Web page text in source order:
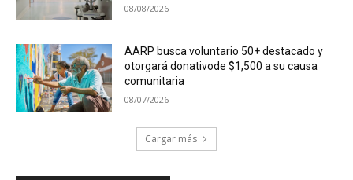
08/08/2026
AARP busca voluntario 50+ destacado y
otorgará donativode $1,500 a su causa
comunitaria
08/07/2026
Cargar más